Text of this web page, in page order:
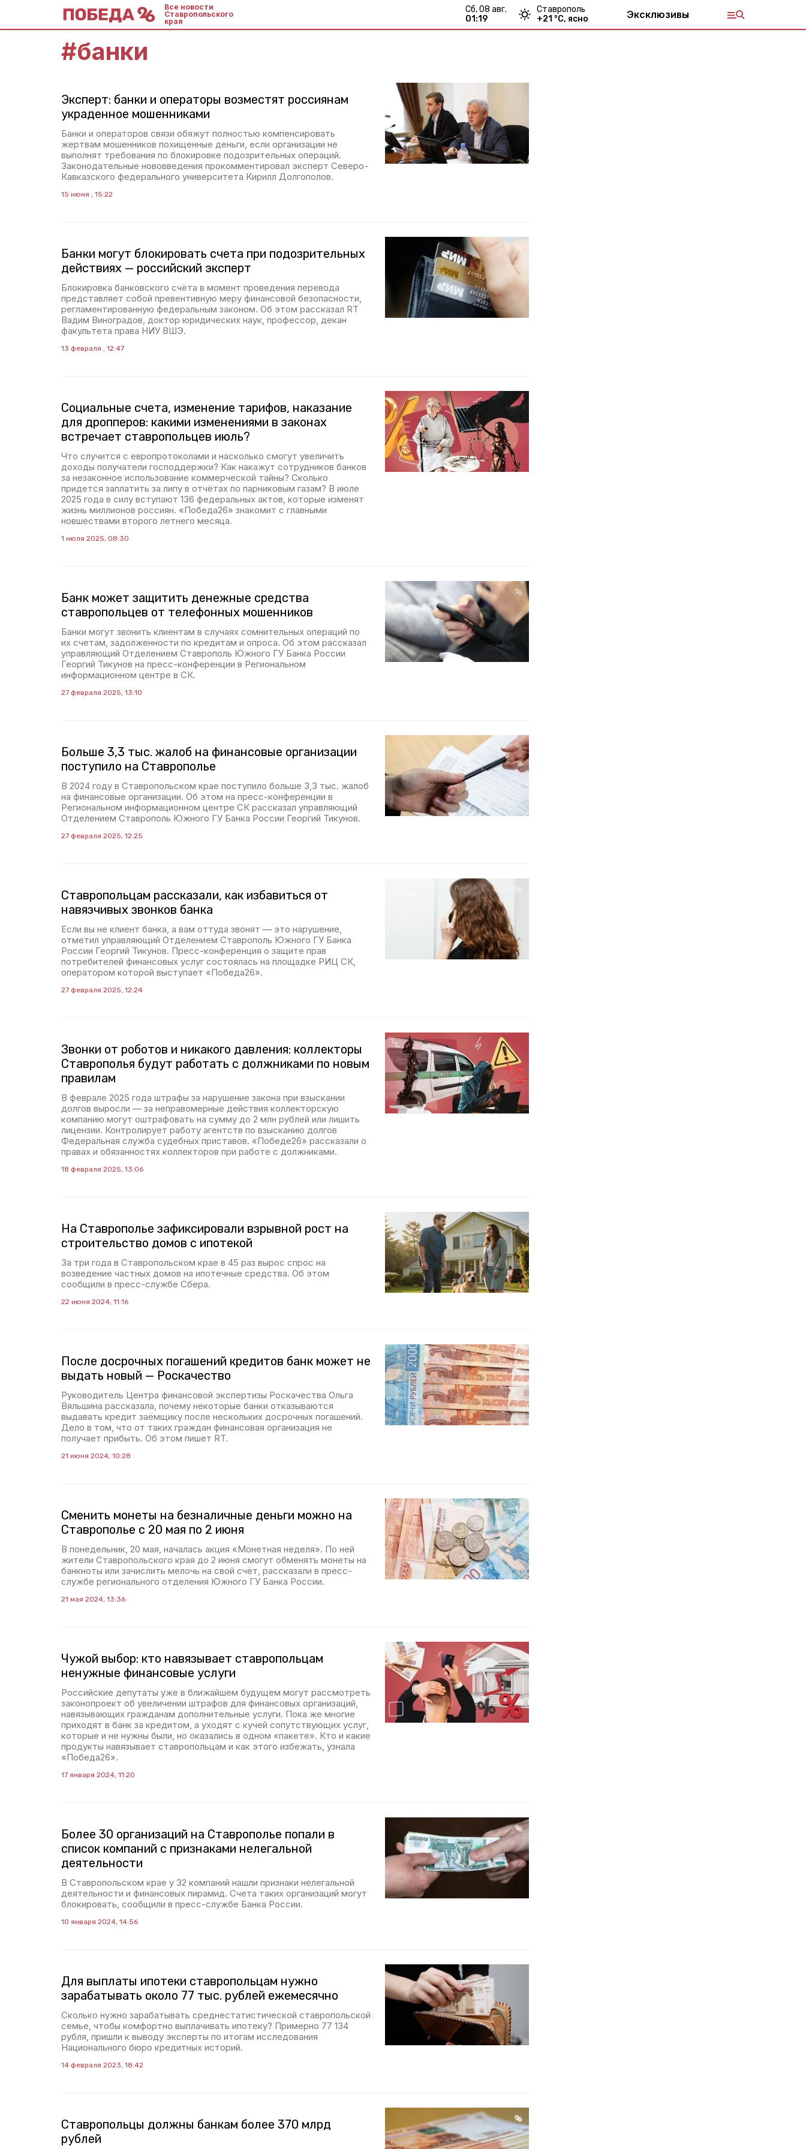
Все новости
Ставропольского
края
сб, 08 авг.
01:19
Ставрополь
+21 °С, ясно Эксклюзивы
#банки
Эксперт: банки и операторы возместят россиянам
украденное мошенниками
Банки и операторов связи обяжут полностью компенсировать
жертвам мошенников похищенные деньги, если организации не
выполнят требования по блокировке подозрительных операций.
Законодательные нововведения прокомментировал эксперт Северо-
Кавказского федерального университета Кирилл Долгополов.
15 июня , 15:22
Банки могут блокировать счета при подозрительных
действиях — российский эксперт
Блокировка банковского счёта в момент проведения перевода
представляет собой превентивную меру финансовой безопасности,
регламентированную федеральным законом. Об этом рассказал RT
Вадим Виноградов, доктор юридических наук, профессор, декан
факультета права НИУ ВШЭ.
13 февраля , 12:47
Социальные счета, изменение тарифов, наказание
для дропперов: какими изменениями в законах
встречает ставропольцев июль?
Что случится с европротоколами и насколько смогут увеличить
доходы получатели господдержки? Как накажут сотрудников банков
за незаконное использование коммерческой тайны? Сколько
придется заплатить за липу в отчётах по парниковым газам? В июле
2025 года в силу вступают 136 федеральных актов, которые изменят
жизнь миллионов россиян. «Победа26» знакомит с главными
новшествами второго летнего месяца.
1 июля 2025, 08:30
Банк может защитить денежные средства
ставропольцев от телефонных мошенников
Банки могут звонить клиентам в случаях сомнительных операций по
их счетам, задолженности по кредитам и опроса. Об этом рассказал
управляющий Отделением Ставрополь Южного ГУ Банка России
Георгий Тикунов на пресс-конференции в Региональном
информационном центре в СК.
27 февраля 2025, 13:10
Больше 3,3 тыс. жалоб на финансовые организации
поступило на Ставрополье
В 2024 году в Ставропольском крае поступило больше 3,3 тыс. жалоб
на финансовые организации. Об этом на пресс-конференции в
Региональном информационном центре СК рассказал управляющий
Отделением Ставрополь Южного ГУ Банка России Георгий Тикунов.
27 февраля 2025, 12:25
Ставропольцам рассказали, как избавиться от
навязчивых звонков банка
Если вы не клиент банка, а вам оттуда звонят — это нарушение,
отметил управляющий Отделением Ставрополь Южного ГУ Банка
России Георгий Тикунов. Пресс-конференция о защите прав
потребителей финансовых услуг состоялась на площадке РИЦ СК,
оператором которой выступает «Победа26».
27 февраля 2025, 12:24
Звонки от роботов и никакого давления: коллекторы
Ставрополья будут работать с должниками по новым
правилам
В феврале 2025 года штрафы за нарушение закона при взыскании
долгов выросли — за неправомерные действия коллекторскую
компанию могут оштрафовать на сумму до 2 млн рублей или лишить
лицензии. Контролирует работу агентств по взысканию долгов
Федеральная служба судебных приставов. «Победе26» рассказали о
правах и обязанностях коллекторов при работе с должниками.
18 февраля 2025, 13:06
На Ставрополье зафиксировали взрывной рост на
строительство домов с ипотекой
За три года в Ставропольском крае в 45 раз вырос спрос на
возведение частных домов на ипотечные средства. Об этом
сообщили в пресс-службе Сбера.
22 июня 2024, 11:16
После досрочных погашений кредитов банк может не
выдать новый — Роскачество
Руководитель Центра финансовой экспертизы Роскачества Ольга
Вяльшина рассказала, почему некоторые банки отказываются
выдавать кредит заёмщику после нескольких досрочных погашений.
Дело в том, что от таких граждан финансовая организация не
получает прибыть. Об этом пишет RT.
21 июня 2024, 10:28
Сменить монеты на безналичные деньги можно на
Ставрополье с 20 мая по 2 июня
В понедельник, 20 мая, началась акция «Монетная неделя». По ней
жители Ставропольского края до 2 июня смогут обменять монеты на
банкноты или зачислить мелочь на свой счёт, рассказали в пресс-
службе регионального отделения Южного ГУ Банка России.
21 мая 2024, 13:36
Чужой выбор: кто навязывает ставропольцам
ненужные финансовые услуги
Российские депутаты уже в ближайшем будущем могут рассмотреть
законопроект об увеличении штрафов для финансовых организаций,
навязывающих гражданам дополнительные услуги. Пока же многие
приходят в банк за кредитом, а уходят с кучей сопутствующих услуг,
которые и не нужны были, но оказались в одном «пакете». Кто и какие
продукты навязывает ставропольцам и как этого избежать, узнала
«Победа26».
17 января 2024, 11:20
Более 30 организаций на Ставрополье попали в
список компаний с признаками нелегальной
деятельности
В Ставропольском крае у 32 компаний нашли признаки нелегальной
деятельности и финансовых пирамид. Счета таких организаций могут
блокировать, сообщили в пресс-службе Банка России.
10 января 2024, 14:56
Для выплаты ипотеки ставропольцам нужно
зарабатывать около 77 тыс. рублей ежемесячно
Сколько нужно зарабатывать среднестатистической ставропольской
семье, чтобы комфортно выплачивать ипотеку? Примерно 77 134
рубля, пришли к выводу эксперты по итогам исследования
Национального бюро кредитных историй.
14 февраля 2023, 18:42
Ставропольцы должны банкам более 370 млрд
рублей